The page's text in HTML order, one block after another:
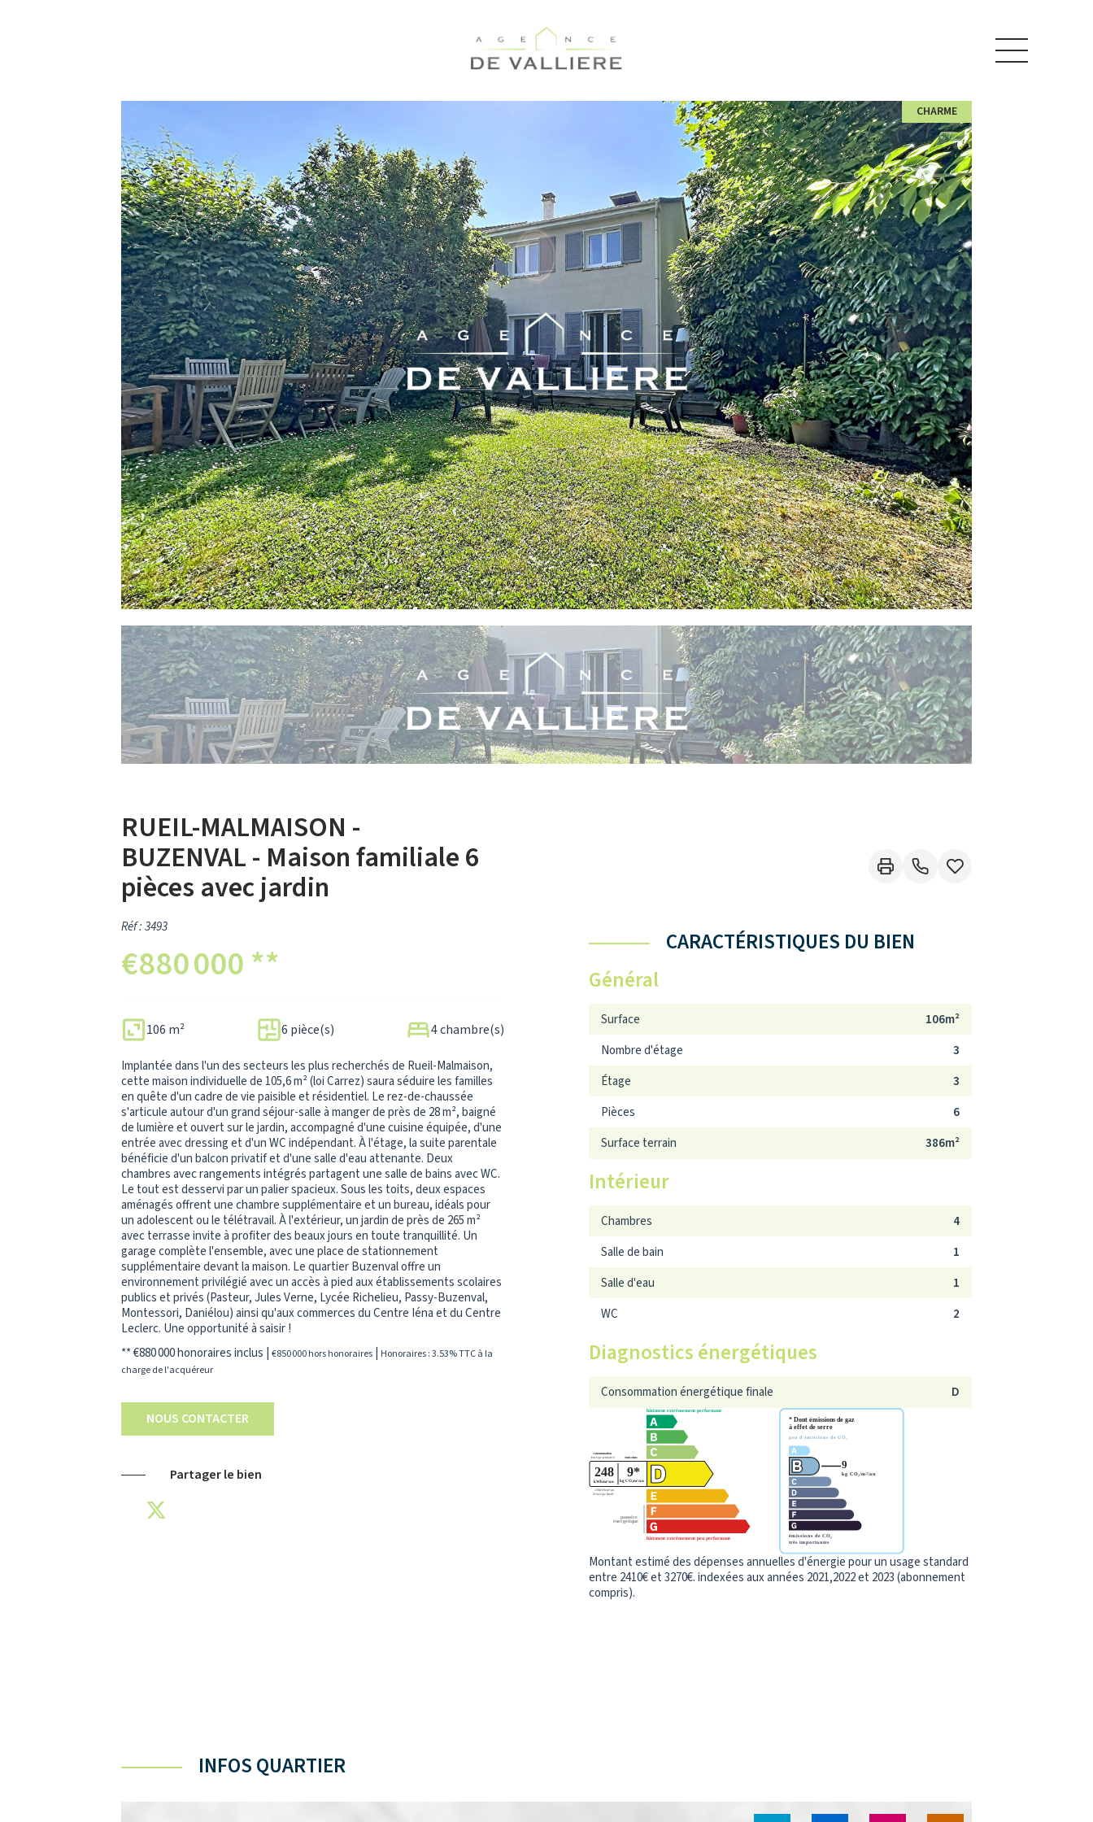
CHARME
RUEIL-MALMAISON -
BUZENVAL - Maison familiale 6
pièces avec jardin
Réf : 3493
€880 000**
106 m² 6 pièce(s) 4 chambre(s)
Implantée dans l'un des secteurs les plus recherchés de Rueil-Malmaison,
cette maison individuelle de 105,6 m² (loi Carrez) saura séduire les familles
en quête d'un cadre de vie paisible et résidentiel. Le rez-de-chaussée
s'articule autour d'un grand séjour-salle à manger de près de 28 m², baigné
de lumière et ouvert sur le jardin, accompagné d'une cuisine équipée, d'une
entrée avec dressing et d'un WC indépendant. À l'étage, la suite parentale
bénéficie d'un balcon privatif et d'une salle d'eau attenante. Deux
chambres avec rangements intégrés partagent une salle de bains avec WC.
Le tout est desservi par un palier spacieux. Sous les toits, deux espaces
aménagés offrent une chambre supplémentaire et un bureau, idéals pour
un adolescent ou le télétravail. À l'extérieur, un jardin de près de 265 m²
avec terrasse invite à profiter des beaux jours en toute tranquillité. Un
garage complète l'ensemble, avec une place de stationnement
supplémentaire devant la maison. Le quartier Buzenval offre un
environnement privilégié avec un accès à pied aux établissements scolaires
publics et privés (Pasteur, Jules Verne, Lycée Richelieu, Passy-Buzenval,
Montessori, Daniélou) ainsi qu'aux commerces du Centre Iéna et du Centre
Leclerc. Une opportunité à saisir !
** €880 000honoraires inclus |€850 000hors honoraires | Honoraires : 3.53% TTC à la
charge de l'acquéreur
NOUS CONTACTER
Partager le bien
CARACTÉRISTIQUES DU BIEN
Général
Surface
106m²
Nombre d'étage
3
Étage
3
Pièces
6
Surface terrain
386m²
Intérieur
Chambres
4
Salle de bain
1
Salle d'eau
1
WC
2
Diagnostics énergétiques
Consommation énergétique finale D
Montant estimé des dépenses annuelles d'énergie pour un usage standard
entre 2410€ et 3270€. indexées aux années 2021,2022 et 2023 (abonnement
compris).
INFOS QUARTIER